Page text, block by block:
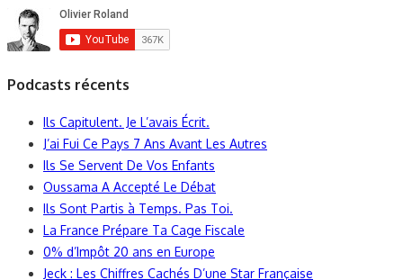
Podcasts récents
Ils Capitulent. Je L’avais Écrit.
J’ai Fui Ce Pays 7 Ans Avant Les Autres
Ils Se Servent De Vos Enfants
Oussama A Accepté Le Débat
Ils Sont Partis à Temps. Pas Toi.
La France Prépare Ta Cage Fiscale
0% d’Impôt 20 ans en Europe
Jeck : Les Chiffres Cachés D’une Star Française